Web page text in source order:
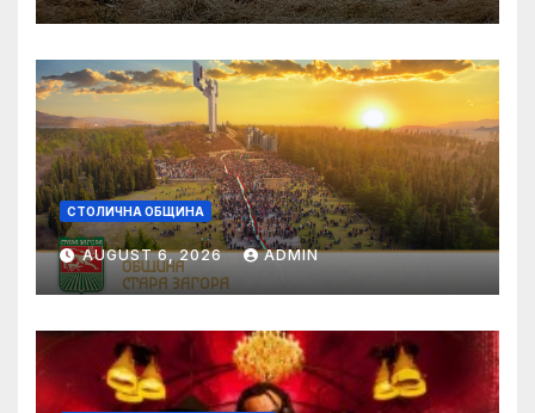
СТОЛИЧНА ОБЩИНА
AUGUST 6, 2026 ADMIN